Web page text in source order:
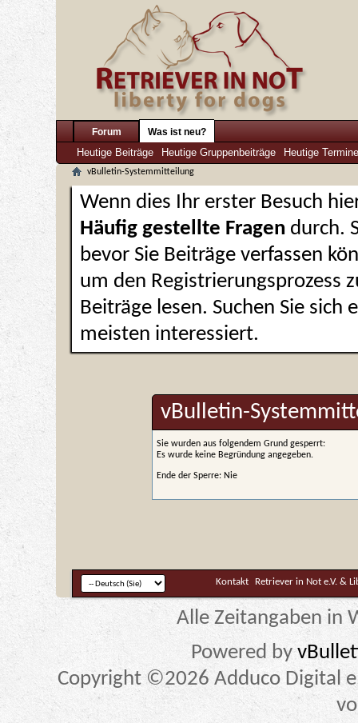
Forum Was ist neu?
Heutige Beiträge Heutige Gruppenbeiträge Heutige Termine
vBulletin-Systemmitteilung
Wenn dies Ihr erster Besuch
Häufig gestellte Fragen durch.
bevor Sie Beiträge verfassen
um den Registrierungsprozess
Beiträge lesen. Suchen Sie sich
meisten interessiert.
vBulletin-
Sie wurden aus folgendem Grund gesperrt:
Es wurde keine Begründung angegeben.
Ende der Sperre: Nie
Kontakt Retriever in Not e.V. &
Alle Zeitangaben in
Powered by
Copyright ©2026 Adduco Digital